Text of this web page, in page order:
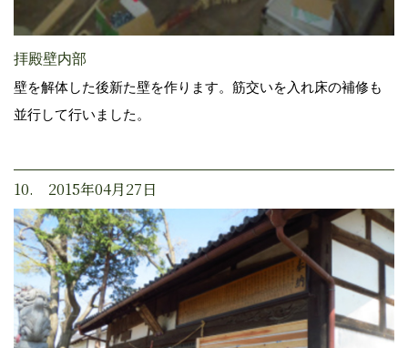
拝殿壁内部
壁を解体した後新た壁を作ります。筋交いを入れ床の補修も
並行して行いました。
10. 2015年04月27日